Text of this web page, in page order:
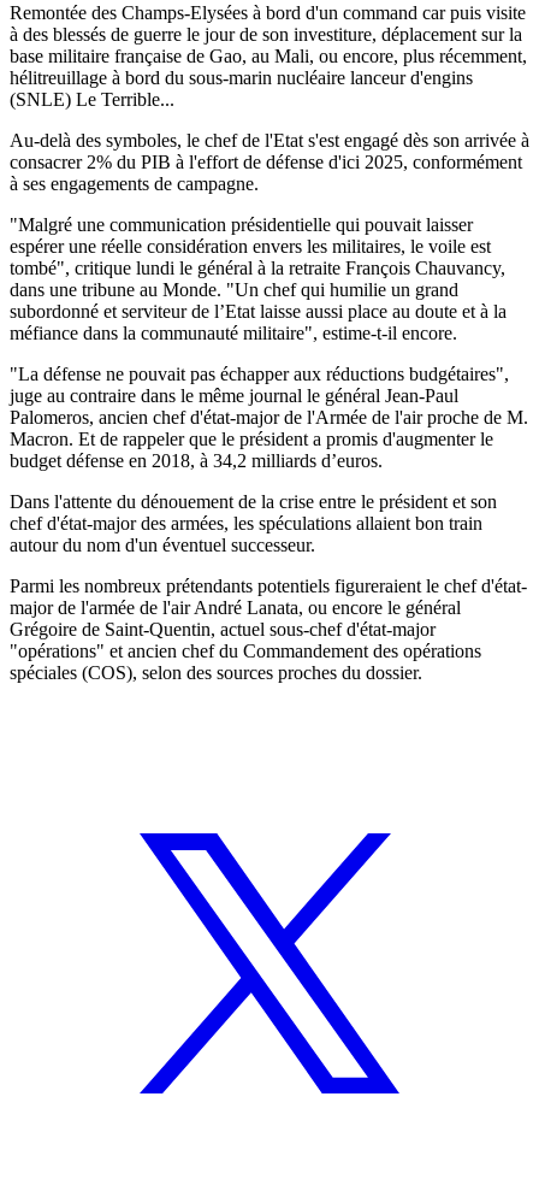
Remontée des Champs-Elysées à bord d'un command car puis visite
à des blessés de guerre le jour de son investiture, déplacement sur la
base militaire française de Gao, au Mali, ou encore, plus récemment,
hélitreuillage à bord du sous-marin nucléaire lanceur d'engins
(SNLE) Le Terrible...
Au-delà des symboles, le chef de l'Etat s'est engagé dès son arrivée à
consacrer 2% du PIB à l'effort de défense d'ici 2025, conformément
à ses engagements de campagne.
"Malgré une communication présidentielle qui pouvait laisser
espérer une réelle considération envers les militaires, le voile est
tombé", critique lundi le général à la retraite François Chauvancy,
dans une tribune au Monde. "Un chef qui humilie un grand
subordonné et serviteur de l’Etat laisse aussi place au doute et à la
méfiance dans la communauté militaire", estime-t-il encore.
"La défense ne pouvait pas échapper aux réductions budgétaires",
juge au contraire dans le même journal le général Jean-Paul
Palomeros, ancien chef d'état-major de l'Armée de l'air proche de M.
Macron. Et de rappeler que le président a promis d'augmenter le
budget défense en 2018, à 34,2 milliards d’euros.
Dans l'attente du dénouement de la crise entre le président et son
chef d'état-major des armées, les spéculations allaient bon train
autour du nom d'un éventuel successeur.
Parmi les nombreux prétendants potentiels figureraient le chef d'état-
major de l'armée de l'air André Lanata, ou encore le général
Grégoire de Saint-Quentin, actuel sous-chef d'état-major
"opérations" et ancien chef du Commandement des opérations
spéciales (COS), selon des sources proches du dossier.